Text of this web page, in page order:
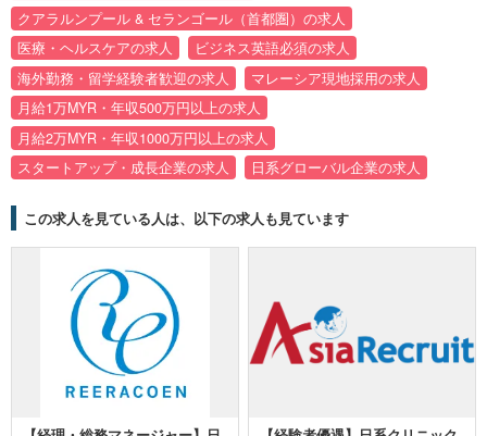
クアラルンプール & セランゴール（首都圏）の求人
医療・ヘルスケアの求人
ビジネス英語必須の求人
海外勤務・留学経験者歓迎の求人
マレーシア現地採用の求人
月給1万MYR・年収500万円以上の求人
月給2万MYR・年収1000万円以上の求人
スタートアップ・成長企業の求人
日系グローバル企業の求人
この求人を見ている人は、以下の求人も見ています